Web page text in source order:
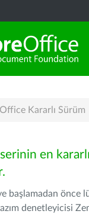
Kararlı Sürüm
en
başlamadan önce
denetleyicisi